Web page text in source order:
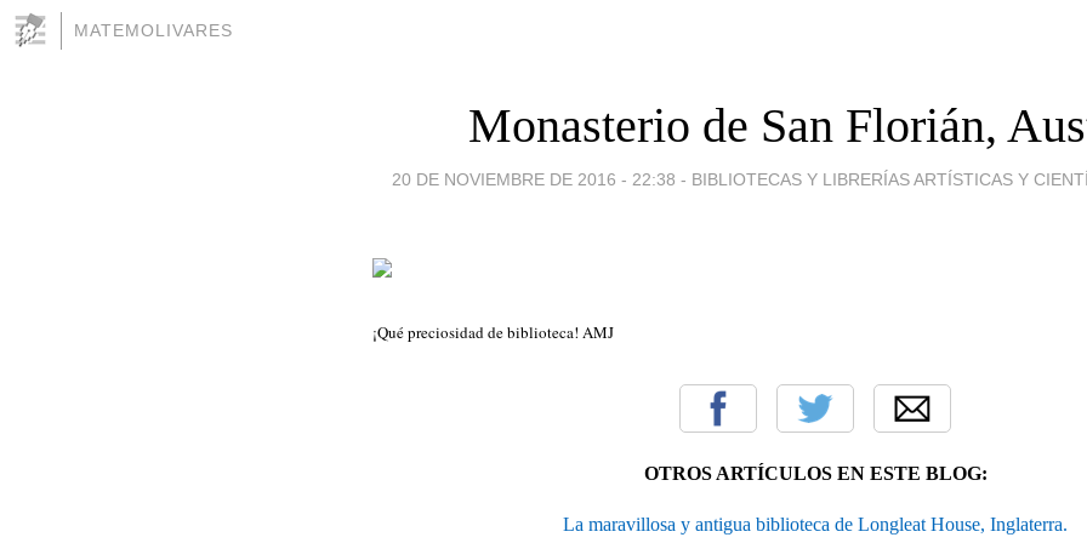
MATEMOLIVARES
Monasterio de San Florián,
20 DE NOVIEMBRE DE 2016 - 22:38 - BIBLIOTECAS Y LIBRERÍAS ARTÍSTICAS Y
¡Qué preciosidad de biblioteca! AMJ
OTROS ARTÍCULOS EN ESTE BLOG:
La maravillosa y antigua biblioteca de Longleat House, Inglaterra.